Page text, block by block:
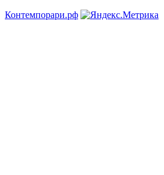
Контемпорари.рф